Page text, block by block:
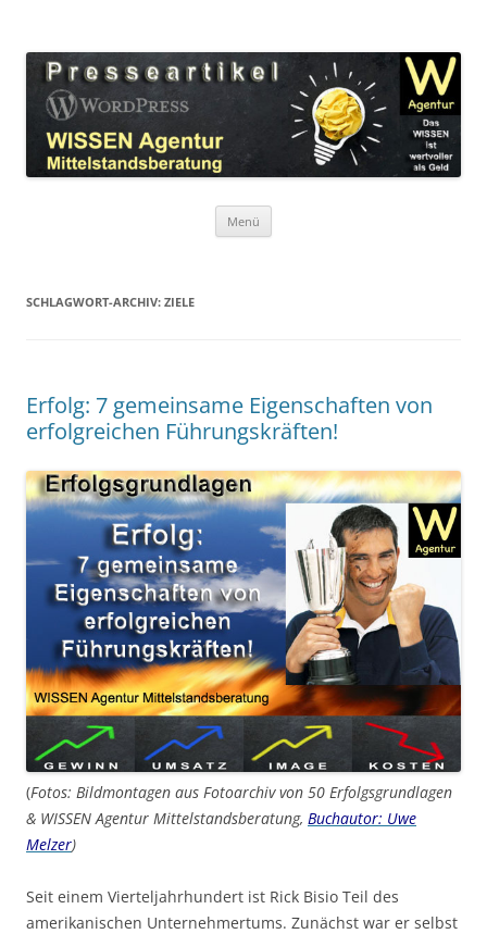
Agentur
Menü
SCHLAGWORT-ARCHIV: ZIELE
Erfolg: 7 gemeinsame Eigenschaften von
erfolgreichen Führungskräften!
(Fotos: Bildmontagen aus Fotoarchiv von 50 Erfolgsgrundlagen
& WISSEN Agentur Mittelstandsberatung, Buchautor: Uwe
Melzer)
Seit einem Vierteljahrhundert ist Rick Bisio Teil des
amerikanischen Unternehmertums. Zunächst war er selbst